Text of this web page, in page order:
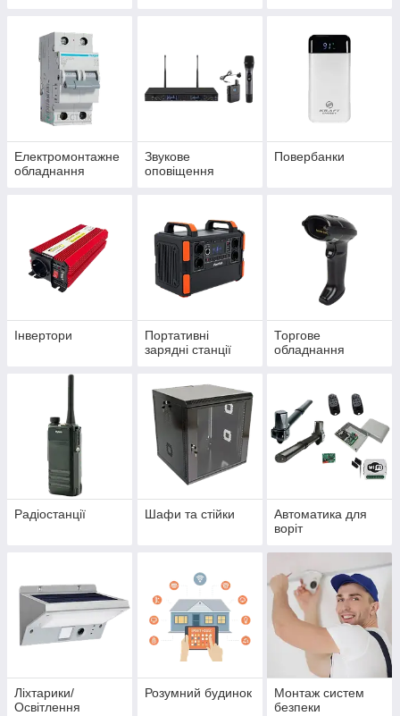
Електромонтажне
обладнання
Звукове
оповіщення
Повербанки
Інвертори
Портативні
зарядні станції
Торгове
обладнання
Радіостанції Шафи та стійки
Автоматика для
воріт
Ліхтарики/
Освітлення
Розумний будинок
Монтаж систем
безпеки